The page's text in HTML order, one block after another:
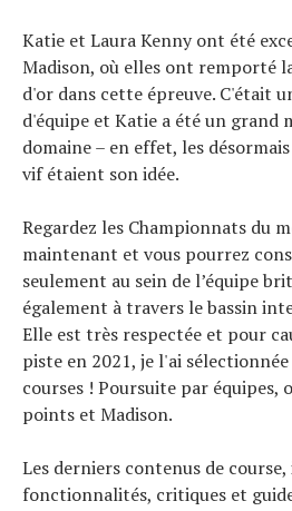
Katie et Laura Kenny ont été
Madison, où elles ont remporté
d'or dans cette épreuve. C'était
d'équipe et Katie a été un grand
domaine – en effet, les
vif étaient son idée.
Regardez les Championnats du
maintenant et vous pourrez
seulement au sein de l’équipe
également à travers le bassin
Elle est très respectée et pour
piste en 2021, je l'ai
courses ! Poursuite par équipes,
points et Madison.
Les derniers contenus de
fonctionnalités, critiques et